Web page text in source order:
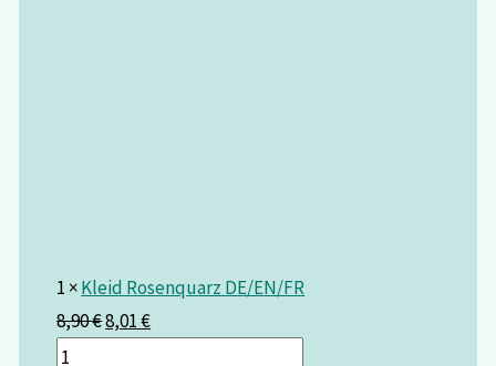
1 ×Kleid Rosenquarz DE/EN/FR
8,90€8,01€